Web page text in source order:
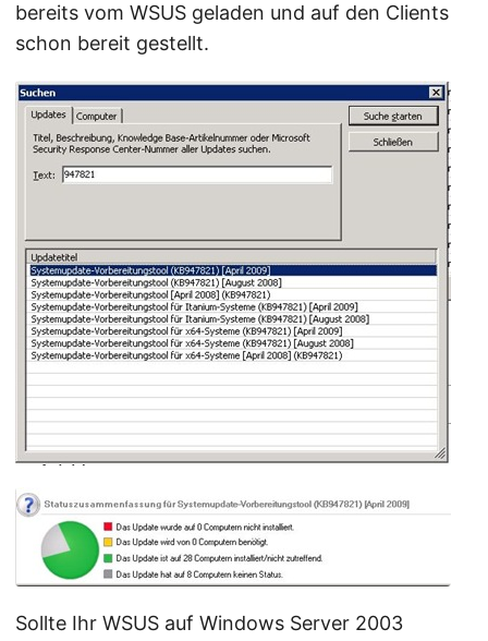
bereits vom WSUS geladen und auf den Clients
schon bereit gestellt.
Sollte Ihr WSUS auf Windows Server 2003